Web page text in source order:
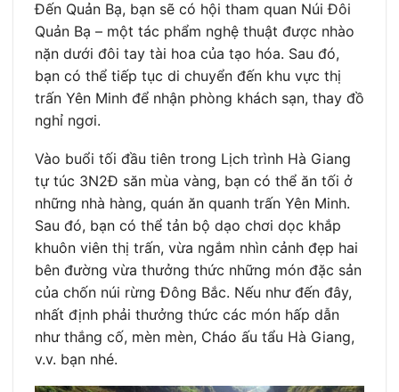
Đến Quản Bạ, bạn sẽ có hội tham quan Núi Đôi
Quản Bạ – một tác phẩm nghệ thuật được nhào
nặn dưới đôi tay tài hoa của tạo hóa. Sau đó,
bạn có thể tiếp tục di chuyển đến khu vực thị
trấn Yên Minh để nhận phòng khách sạn, thay đồ
nghỉ ngơi.
Vào buổi tối đầu tiên trong Lịch trình Hà Giang
tự túc 3N2Đ săn mùa vàng, bạn có thể ăn tối ở
những nhà hàng, quán ăn quanh trấn Yên Minh.
Sau đó, bạn có thể tản bộ dạo chơi dọc khắp
khuôn viên thị trấn, vừa ngắm nhìn cảnh đẹp hai
bên đường vừa thưởng thức những món đặc sản
của chốn núi rừng Đông Bắc. Nếu như đến đây,
nhất định phải thưởng thức các món hấp dẫn
như thắng cố, mèn mèn, Cháo ấu tẩu Hà Giang,
v.v. bạn nhé.